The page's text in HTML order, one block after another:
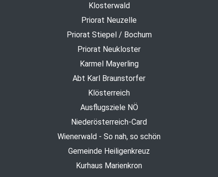
Klosterwald
Priorat Neuzelle
Priorat Stiepel / Bochum
Priorat Neukloster
Karmel Mayerling
Abt Karl Braunstorfer
Klösterreich
Ausflugsziele NÖ
Niederösterreich-Card
Wienerwald - So nah, so schön
Gemeinde Heiligenkreuz
Kurhaus Marienkron